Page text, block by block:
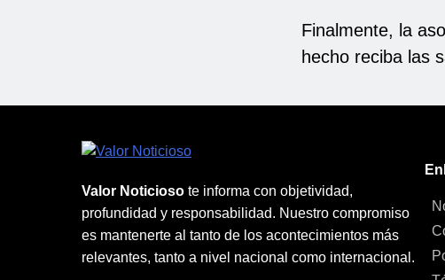
Finalmente, la
hecho reciba las
Valor Noticioso te informa con objetividad,
profundidad y responsabilidad. Nuestro compromiso
es mantenerte al tanto de los acontecimientos más
relevantes, tanto a nivel nacional como internacional.